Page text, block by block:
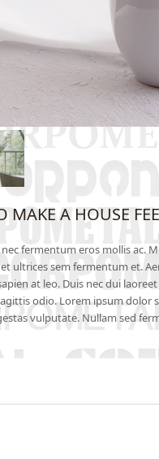
MAKE A HOUSE
fermentum eros mollis ac.
ultrices sem fermentum et.
at leo. Duis nec dui
odio. Lorem ipsum dolor
vulputate. Nullam sed